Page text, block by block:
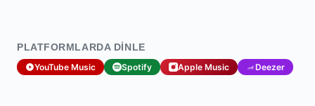
PLATFORMLARDA DINLE
YouTube Music Spotify Apple Music Deezer